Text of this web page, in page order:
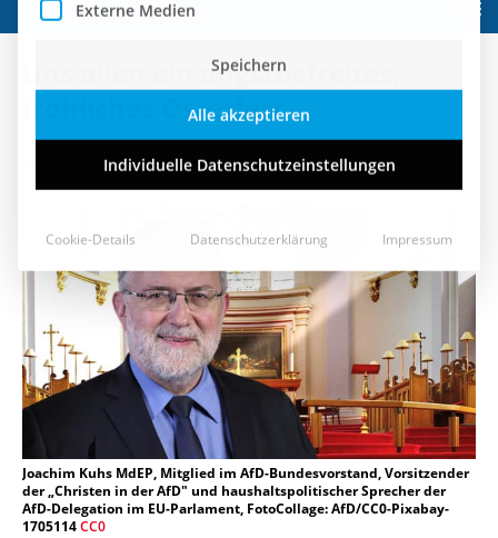
Uns allen ein angstbefreites,
fröhliches Osterfest
1. April 2021
Joachim Kuhs MdEP, Mitglied im AfD-Bundesvorstand, Vorsitzender
der „Christen in der AfD" und haushaltspolitischer Sprecher der
AfD-Delegation im EU-Parlament, FotoCollage: AfD/CC0-Pixabay-
1705114CC0
Alle akzeptieren
Individuelle Datenschutzeinstellungen